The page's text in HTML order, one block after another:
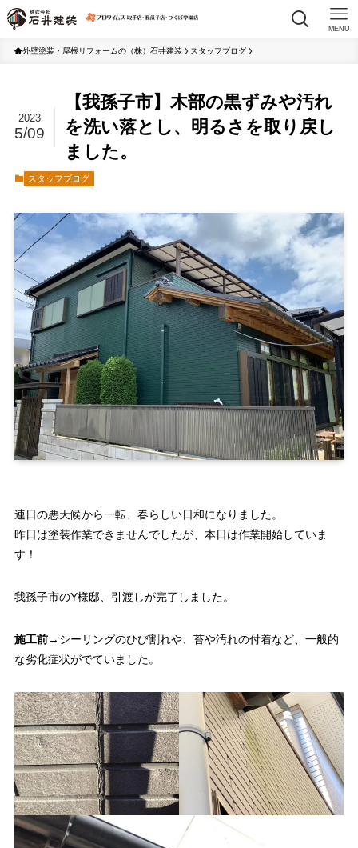
MENU
外壁塗装・屋根リフォームの（株）石井建装 スタッフブログ
【我孫子市】木部の黒ずみや汚れ
を洗い落とし、明るさを取り戻し
ました。
2023
5/09
スタッフブログ
連日の悪天候から一転、春らしい日和になりました。
昨日は塗装作業できませんでしたが、本日は作業開始していま
す！
我孫子市のY様邸、引渡しが完了しました。
施工前→シーリングのひび割れや、苔や汚れの付着など、一般的
な劣化症状がでていました。